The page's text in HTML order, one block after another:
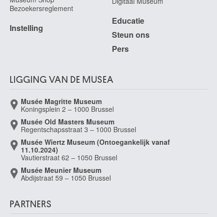
van Bijlert Jan
Utrecht (Nederland) 1597/98 - 1671
van Bloemen Jan Frans
Van Bommel Elias Pieter
van Borselen Jan Willem
Gouda (Nederland) 1825 - Den Haag (Nederland) 1892
van Borssom Anthonie
Amsterdam ca. 1630 - 1677
van Breda Jan
Antwerpen 1773 - 1839
Van Breedam Camiel
Bezoekersreglement
Instelling
Educatie
Steun ons
Pers
LIGGING VAN DE MUSEA
Musée Magritte Museum
Koningsplein 2 – 1000 Brussel
Musée Old Masters Museum
Regentschapsstraat 3 – 1000 Brussel
Musée Wiertz Museum (Ontoegankelijk vanaf
11.10.2024)
Vautierstraat 62 – 1050 Brussel
Musée Meunier Museum
Abdijstraat 59 – 1050 Brussel
PARTNERS